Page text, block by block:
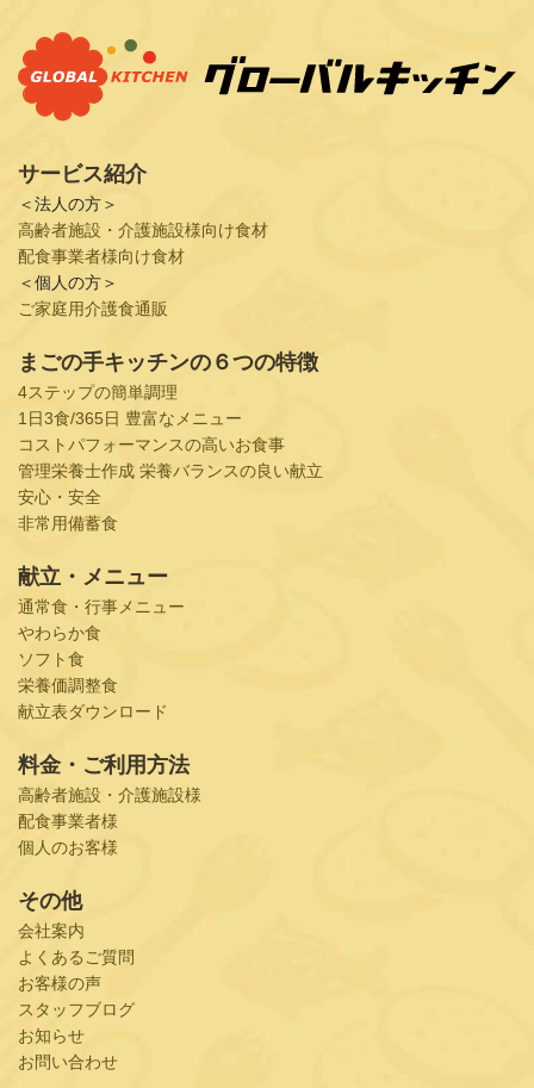
サービス紹介
＜法人の方＞
高齢者施設・介護施設様向け食材
配食事業者様向け食材
＜個人の方＞
ご家庭用介護食通販
まごの手キッチンの６つの特徴
4ステップの簡単調理
1日3食/365日 豊富なメニュー
コストパフォーマンスの高いお食事
管理栄養士作成 栄養バランスの良い献立
安心・安全
非常用備蓄食
献立・メニュー
通常食・行事メニュー
やわらか食
ソフト食
栄養価調整食
献立表ダウンロード
料金・ご利用方法
高齢者施設・介護施設様
配食事業者様
個人のお客様
その他
会社案内
よくあるご質問
お客様の声
スタッフブログ
お知らせ
お問い合わせ